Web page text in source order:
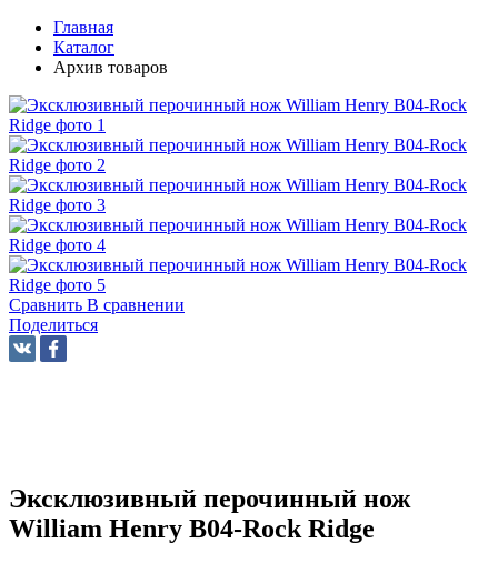
Главная
Каталог
Архив товаров
Сравнить В сравнении
Поделиться
Эксклюзивный перочинный нож
William Henry B04-Rock Ridge